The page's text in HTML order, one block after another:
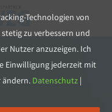
Technologien von
zu verbessern und
Nutzer anzuzeigen. Ich
Einwilligung jederzeit mit
ändern. Datenschutz |